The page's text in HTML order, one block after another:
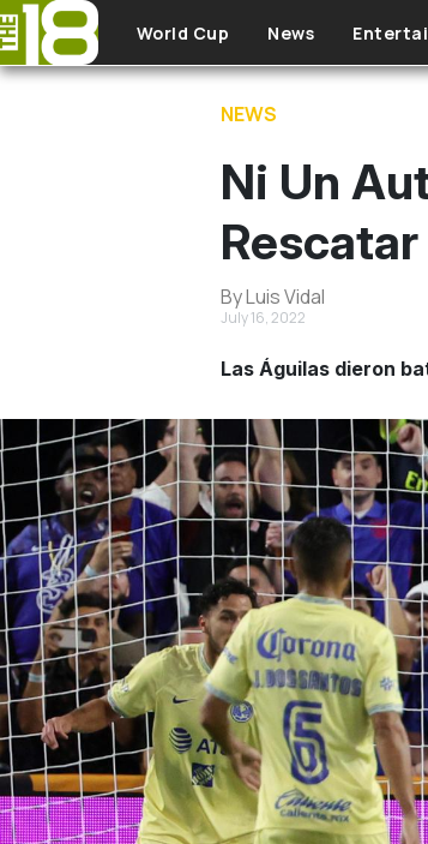
Skip to main content
World Cup News
NEWS
Ni Un
By Luis Vidal
July 16, 2022
Las Águilas dieron